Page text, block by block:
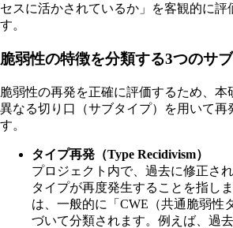
セスに活かされているか」を客観的に評
す。
脆弱性の特徴を分類する3つのサ
脆弱性の再発を正確に評価するため、本
異なる切り口（サブタイプ）を用いて再
す。
タイプ再発（Type Recidivism）
プロジェクト内で、過去に修正さ
タイプが再度発生することを指し
は、一般的に「CWE（共通脆弱性
づいて分類されます。例えば、過